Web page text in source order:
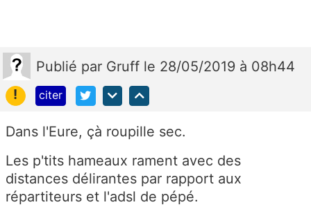
Publié par Gruff le 28/05/2019 à 08h44
!
citer
Dans l'Eure, çà roupille sec.
Les p'tits hameaux rament avec des
distances délirantes par rapport aux
répartiteurs et l'adsl de pépé.